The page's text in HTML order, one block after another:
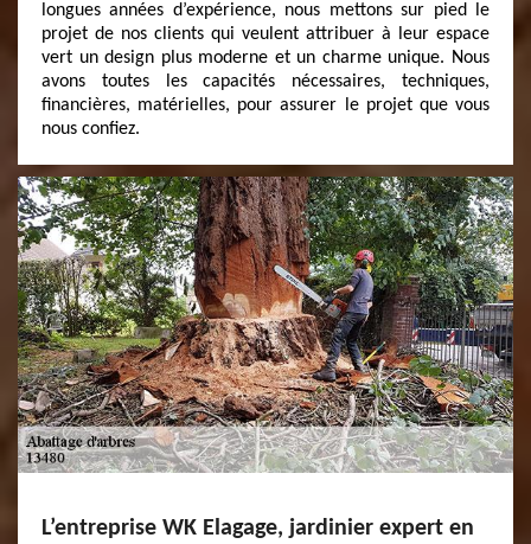
longues années d’expérience, nous mettons sur pied le
projet de nos clients qui veulent attribuer à leur espace
vert un design plus moderne et un charme unique. Nous
avons toutes les capacités nécessaires, techniques,
financières, matérielles, pour assurer le projet que vous
nous confiez.
L’entreprise WK Elagage, jardinier expert en